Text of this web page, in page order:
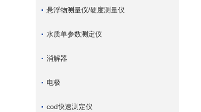
悬浮物测量仪/硬度测量仪
水质单参数测定仪
消解器
电极
cod快速测定仪